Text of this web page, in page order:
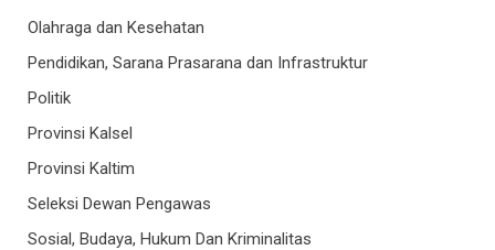
Olahraga dan Kesehatan
Pendidikan, Sarana Prasarana dan Infrastruktur
Politik
Provinsi Kalsel
Provinsi Kaltim
Seleksi Dewan Pengawas
Sosial, Budaya, Hukum Dan Kriminalitas